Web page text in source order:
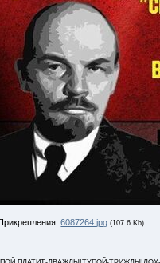
6087264.jpg (107.6 Kb)